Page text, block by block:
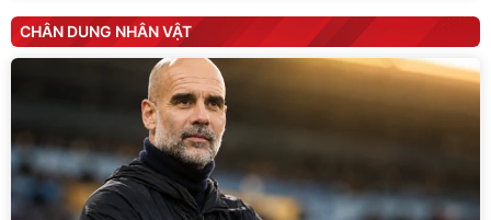
CHÂN DUNG NHÂN VẬT